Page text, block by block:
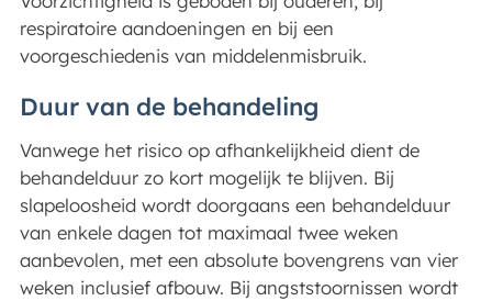
respiratoire aandoeningen en bij een
voorgeschiedenis van middelenmisbruik.
Duur van de behandeling
Vanwege het risico op afhankelijkheid dient de
behandelduur zo kort mogelijk te blijven. Bij
slapeloosheid wordt doorgaans een behandelduur
van enkele dagen tot maximaal twee weken
aanbevolen, met een absolute bovengrens van vier
weken inclusief afbouw. Bij angststoornissen wordt